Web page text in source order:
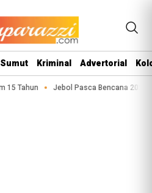
Sumut Kriminal Advertorial
Jebol Pasca Bencana 2025, Tanggul